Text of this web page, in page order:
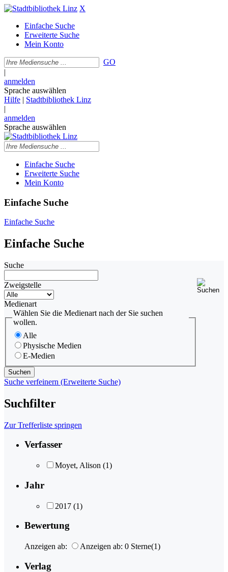
X
Einfache Suche
Erweiterte Suche
Mein Konto
GO
|
anmelden
Sprache auswählen
Hilfe | Stadtbibliothek Linz
|
anmelden
Sprache auswählen
Einfache Suche
Erweiterte Suche
Mein Konto
Einfache Suche
Einfache Suche
Einfache Suche
Suche
Zweigstelle
Medienart
Wählen Sie die Medienart nach der Sie suchen
wollen.
Alle
Physische Medien
E-Medien
Suche verfeinern (Erweiterte Suche)
Suchfilter
Zur Trefferliste springen
Verfasser
Moyet, Alison (1)
Jahr
2017 (1)
Bewertung
Anzeigen ab: Anzeigen ab: 0 Sterne(1)
Verlag